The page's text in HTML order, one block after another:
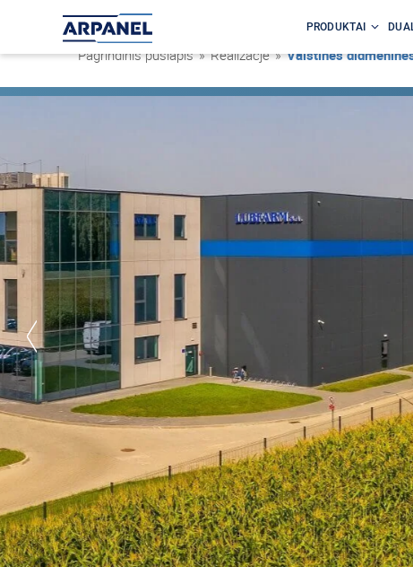
PRODUKTAI
Pagrindinis puslapis » Realizacje »Vaistinės